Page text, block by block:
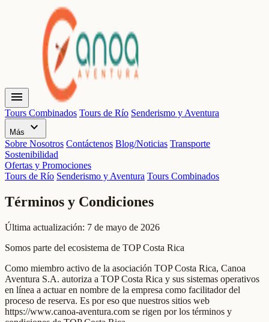
menu
Tours Combinados Tours de Río Senderismo y Aventura
Más expand_more
Sobre Nosotros Contáctenos Blog/Noticias Transporte
Sostenibilidad
Ofertas y Promociones
Tours de Río Senderismo y Aventura Tours Combinados
Términos y Condiciones
Última actualización: 7 de mayo de 2026
Somos parte del ecosistema de TOP Costa Rica
Como miembro activo de la asociación TOP Costa Rica, Canoa
Aventura S.A. autoriza a TOP Costa Rica y sus sistemas operativos
en línea a actuar en nombre de la empresa como facilitador del
proceso de reserva. Es por eso que nuestros sitios web
https://www.canoa-aventura.com se rigen por los términos y